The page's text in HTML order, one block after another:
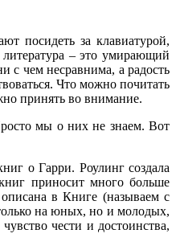
посидеть за клавиатурой,
– это умирающий
с чем несравнима, а радость
Что можно почитать
принять во внимание.
мы о них не знаем. Вот
о Гарри. Роулинг создала
приносит много больше
в Книге (называем с
на юных, но и молодых,
чести и достоинства,